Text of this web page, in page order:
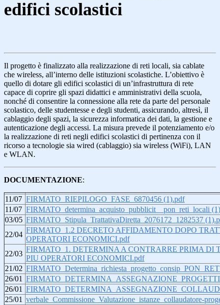
edifici scolastici
Il progetto è finalizzato alla realizzazione di reti locali, sia cablate
che wireless, all’interno delle istituzioni scolastiche. L’obiettivo è
quello di dotare gli edifici scolastici di un’infrastruttura di rete
capace di coprire gli spazi didattici e amministrativi della scuola,
nonché di consentire la connessione alla rete da parte del personale
scolastico, delle studentesse e degli studenti, assicurando, altresì, il
cablaggio degli spazi, la sicurezza informatica dei dati, la gestione e
autenticazione degli accessi. La misura prevede il potenziamento e/o
la realizzazione di reti negli edifici scolastici di pertinenza con il
ricorso a tecnologie sia wired (cablaggio) sia wireless (WiFi), LAN
e WLAN.
DOCUMENTAZIONE:
11/07 FIRMATO_RIEPILOGO_FASE_6870456 (1).pdf
11/07 FIRMATO_determina_acquisto_pubblicit__pon_reti_locali
03/05 FIRMATO_Stipula_TrattativaDiretta_2076172_1282537
22/04
FIRMATO_1.2 DECRETO AFFIDAMENTO DOPO
OPERATORI ECONOMICI.pdf
22/03
FIRMATO_1. DETERMINA A CONTRARRE PRIMA DI
PIU OPERATORI ECONOMICI.pdf
21/02
26/01
26/01
25/01 verbale_Commissione_Valutazione_istanze_collaudatore-